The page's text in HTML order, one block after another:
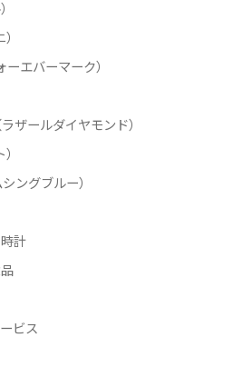
エバーマーク）
ザールダイヤモンド）
ングブルー）
計
ビス